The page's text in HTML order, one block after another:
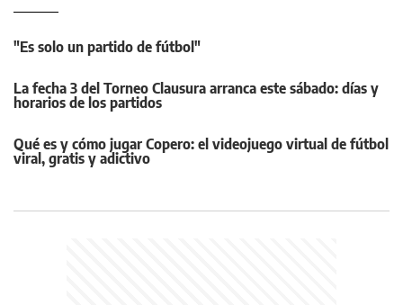
"Es solo un partido de fútbol"
La fecha 3 del Torneo Clausura arranca este sábado: días y
horarios de los partidos
Qué es y cómo jugar Copero: el videojuego virtual de fútbol
viral, gratis y adictivo